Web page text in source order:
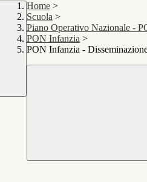
Home >
Scuola >
Piano Operativo Nazionale -
PON Infanzia >
PON Infanzia -